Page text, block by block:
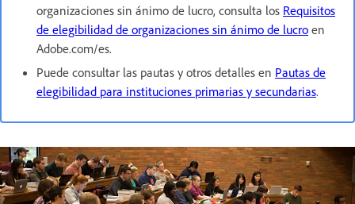
organizaciones sin ánimo de lucro, consulta los Requisitos
de elegibilidad de organizaciones sin ánimo de lucro en
Adobe.com/es.
Puede consultar las pautas y otros detalles en Pautas de
elegibilidad para instituciones primarias y secundarias.